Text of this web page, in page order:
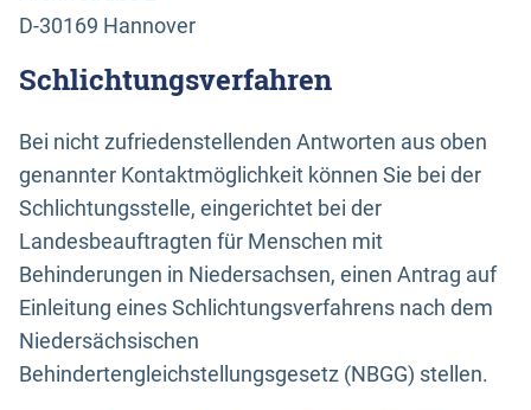
D-30169 Hannover
Schlichtungsverfahren
Bei nicht zufriedenstellenden Antworten aus oben
genannter Kontaktmöglichkeit können Sie bei der
Schlichtungsstelle, eingerichtet bei der
Landesbeauftragten für Menschen mit
Behinderungen in Niedersachsen, einen Antrag auf
Einleitung eines Schlichtungsverfahrens nach dem
Niedersächsischen
Behindertengleichstellungsgesetz (NBGG) stellen.